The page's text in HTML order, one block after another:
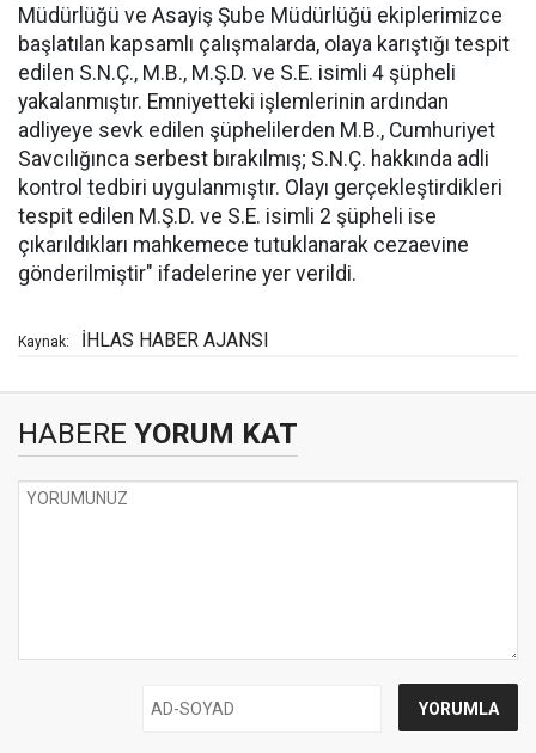
Müdürlüğü ve Asayiş Şube Müdürlüğü ekiplerimizce
başlatılan kapsamlı çalışmalarda, olaya karıştığı tespit
edilen S.N.Ç., M.B., M.Ş.D. ve S.E. isimli 4 şüpheli
yakalanmıştır. Emniyetteki işlemlerinin ardından
adliyeye sevk edilen şüphelilerden M.B., Cumhuriyet
Savcılığınca serbest bırakılmış; S.N.Ç. hakkında adli
kontrol tedbiri uygulanmıştır. Olayı gerçekleştirdikleri
tespit edilen M.Ş.D. ve S.E. isimli 2 şüpheli ise
çıkarıldıkları mahkemece tutuklanarak cezaevine
gönderilmiştir" ifadelerine yer verildi.
Kaynak: İHLAS HABER AJANSI
HABERE YORUM KAT